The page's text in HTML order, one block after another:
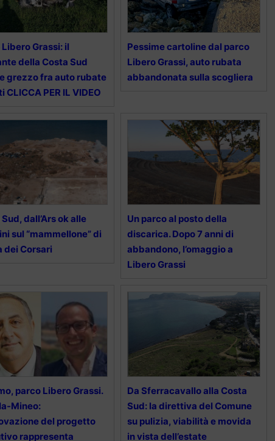
Grassi: il
della Costa Sud
grezzo fra auto rubate
CLICCA PER IL VIDEO
Pessime cartoline dal parco
Libero Grassi, auto rubata
abbandonata sulla scogliera
dall’Ars ok alle
sul “mammellone” di
dei Corsari
Un parco al posto della
discarica. Dopo 7 anni di
abbandono, l’omaggio a
Libero Grassi
parco Libero Grassi.
Mineo:
del progetto
rappresenta
Da Sferracavallo alla Costa
Sud: la direttiva del Comune
su pulizia, viabilità e movida
in vista dell’estate